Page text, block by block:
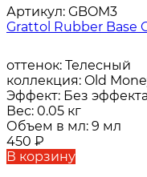
Артикул: GBOM3
Grattol Rubber Base
оттенок: Телесный
коллекция: Old
Эффект: Без эффекта
Вес: 0.05 кг
Объем в мл: 9 мл
450 ₽
В корзину